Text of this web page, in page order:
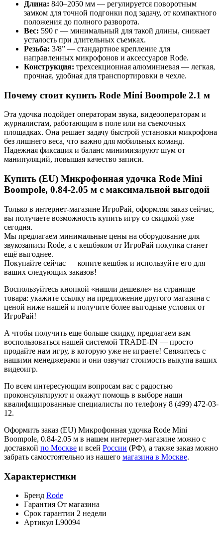
Длина: 840–2050 мм — регулируется поворотным
замком для точной подгонки под задачу, от компактного
положения до полного разворота.
Вес: 590 г — минимальный для такой длины, снижает
усталость при длительных съемках.
Резьба: 3/8” — стандартное крепление для
направленных микрофонов и аксессуаров Rode.
Конструкция: трехсекционная алюминиевая — легкая,
прочная, удобная для транспортировки в чехле.
Почему стоит купить Rode Mini Boompole 2.1 м
Эта удочка подойдет операторам звука, видеооператорам и
журналистам, работающим в поле или на съемочных
площадках. Она решает задачу быстрой установки микрофона
без лишнего веса, что важно для мобильных команд.
Надежная фиксация и баланс минимизируют шум от
манипуляций, повышая качество записи.
Купить (EU) Микрофонная удочка Rode Mini
Boompole, 0.84-2.05 м с максимальной выгодой
Только в интернет-магазине ИгроРай, оформляя заказ сейчас,
вы получаете возможность купить игру со скидкой уже
сегодня.
Мы предлагаем минимальные цены на оборудование для
звукозаписи Rode, а с кешбэком от ИгроРай покупка станет
ещё выгоднее.
Покупайте сейчас — копите кешбэк и используйте его для
ваших следующих заказов!
Воспользуйтесь кнопкой «нашли дешевле» на странице
товара: укажите ссылку на предложение другого магазина с
ценой ниже нашей и получите более выгодные условия от
ИгроРай!
А чтобы получить еще больше скидку, предлагаем вам
воспользоваться нашей системой TRADE-IN — просто
продайте нам игру, в которую уже не играете! Свяжитесь с
нашими менеджерами и они озвучат стоимость выкупа ваших
видеоигр.
По всем интересующим вопросам вас с радостью
проконсультируют и окажут помощь в выборе наши
квалифицированные специалисты по телефону 8 (499) 472-03-
12.
Оформить заказ (EU) Микрофонная удочка Rode Mini
Boompole, 0.84-2.05 м в нашем интернет-магазине можно с
доставкой по Москве и всей России (РФ), а также заказ можно
забрать самостоятельно из нашего магазина в Москве.
Характеристики
Бренд Rode
Гарантия От магазина
Срок гарантии 2 недели
Артикул L90094